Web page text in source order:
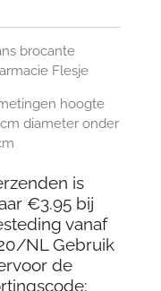
brocante
Flesje
hoogte
diameter onder
is
€3.95 bij
vanaf
NL Gebruik
de